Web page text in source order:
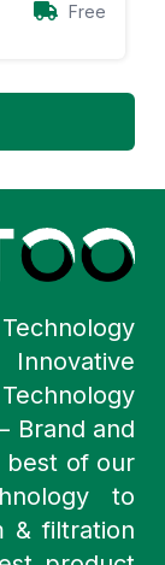
Free
Brand and
best of our
to
& filtration